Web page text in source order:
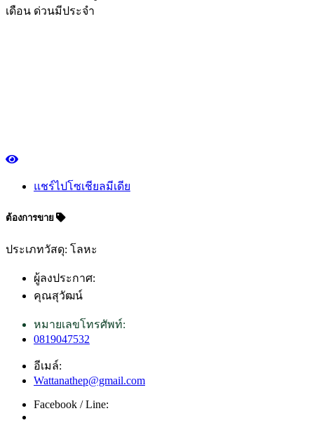
เดือน ด่วนมีประจำ
แชร์ไปโซเชียลมีเดีย
ต้องการขาย
ประเภทวัสดุ: โลหะ
ผู้ลงประกาศ:
คุณสุวัฒน์
หมายเลขโทรศัพท์:
0819047532
อีเมล์:
Wattanathep@gmail.com
Facebook / Line: